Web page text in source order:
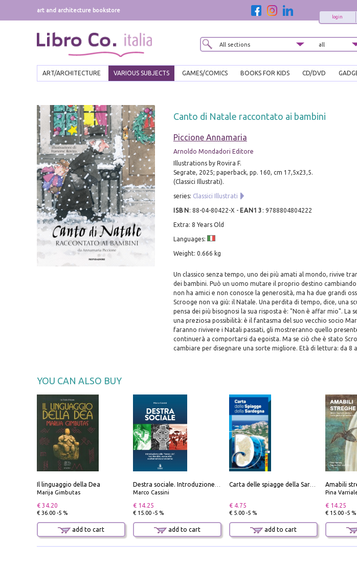
art and architecture bookstore
login
ART/ARCHITECTURE VARIOUS SUBJECTS GAMES/COMICS BOOKS FOR KIDS CD/DVD
Canto di Natale raccontato ai bambini
Piccione Annamaria
Arnoldo Mondadori Editore
Illustrations by Rovira F.
Segrate, 2025; paperback, pp. 160, cm 17,5x23,5.
(Classici Illustrati).
series: Classici Illustrati
ISBN : 88-04-80422-X - EAN13 : 9788804804222
Extra: 8 Years Old
Languages:
Weight: 0.666 kg
Un classico senza tempo, uno dei più amati al mondo, rivive
dei bambini. Può un uomo mutare il proprio destino
non ha amici e non conosce la generosità, ma ha due grandi
Scrooge non va giù: il Natale. Una perdita di tempo, dice, una
pensa dei più bisognosi la sua risposta è: "Non è affar mio".
una preziosa possibilità: è il fantasma del suo vecchio socio
faranno rivivere i Natali passati, gli mostreranno quello
continuerà a comportarsi da egoista. Ma se ciò che è stato
cambiare per disegnare una sorte migliore. Età di lettura: da 8
YOU CAN ALSO BUY
Il linguaggio della Dea
Marija Gimbutas
€ 34.20
€ 36.00 -5 %
add to cart
Marco Cassini
€ 14.25
€ 15.00 -5 %
add to cart
€ 4.75
€ 5.00 -5 %
add to cart
Pina
€ 14.25
€ 15.00 -5 %